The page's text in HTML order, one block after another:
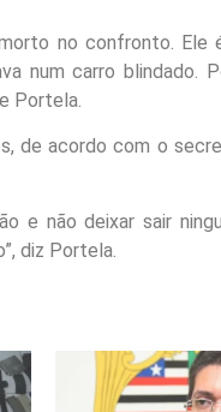
no confronto. Ele
num carro
Portela.
de acordo com o
e não deixar sair
diz Portela.